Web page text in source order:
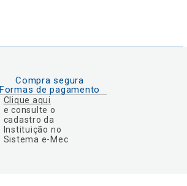
Compra segura
Formas de pagamento
Clique aqui
e consulte o
cadastro da
Instituição no
Sistema e-Mec